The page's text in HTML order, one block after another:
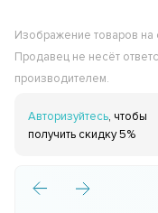
Изображение товаров на
Продавец не несёт
производителем.
Авторизуйтесь, чтобы
получить скидку 5%